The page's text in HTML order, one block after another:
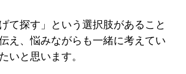
て探す」という選択肢があること
え、悩みながらも一緒に考えてい
いと思います。